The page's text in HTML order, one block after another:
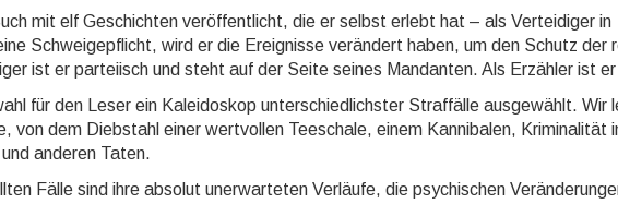
mit elf Geschichten veröffentlicht, die er selbst erlebt hat – als Verteidiger in
Schweigepflicht, wird er die Ereignisse verändert haben, um den Schutz der
ist er parteiisch und steht auf der Seite seines Mandanten. Als Erzähler ist
für den Leser ein Kaleidoskop unterschiedlichster Straffälle ausgewählt. Wir
von dem Diebstahl einer wertvollen Teeschale, einem Kannibalen, Kriminalität
anderen Taten.
Fälle sind ihre absolut unerwarteten Verläufe, die psychischen